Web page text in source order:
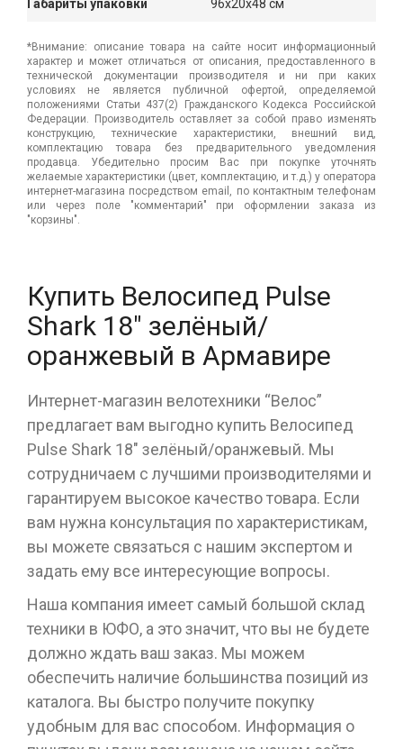
Габариты упаковки 96x20x48 см
*Внимание: описание товара на сайте носит информационный
характер и может отличаться от описания, предоставленного в
технической документации производителя и ни при каких
условиях не является публичной офертой, определяемой
положениями Статьи 437(2) Гражданского Кодекса Российской
Федерации. Производитель оставляет за собой право изменять
конструкцию, технические характеристики, внешний вид,
комплектацию товара без предварительного уведомления
продавца. Убедительно просим Вас при покупке уточнять
желаемые характеристики (цвет, комплектацию, и т.д.) у оператора
интернет-магазина посредством email, по контактным телефонам
или через поле "комментарий" при оформлении заказа из
"корзины".
Купить Велосипед Pulse
Shark 18" зелёный/
оранжевый в Армавире
Интернет-магазин велотехники “Велос”
предлагает вам выгодно купить Велосипед
Pulse Shark 18" зелёный/оранжевый. Мы
сотрудничаем с лучшими производителями и
гарантируем высокое качество товара. Если
вам нужна консультация по характеристикам,
вы можете связаться с нашим экспертом и
задать ему все интересующие вопросы.
Наша компания имеет самый большой склад
техники в ЮФО, а это значит, что вы не будете
должно ждать ваш заказ. Мы можем
обеспечить наличие большинства позиций из
каталога. Вы быстро получите покупку
удобным для вас способом. Информация о